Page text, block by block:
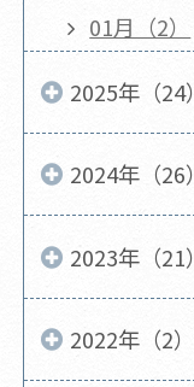
01月（2）
2025年（24）
2024年（26）
2023年（21）
2022年（2）